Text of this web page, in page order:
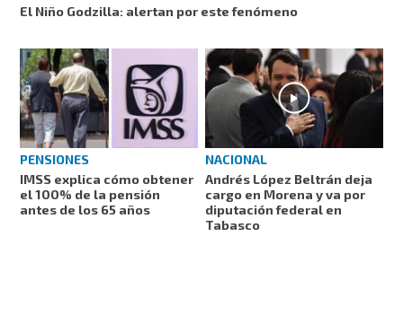
El Niño Godzilla: alertan por este fenómeno
PENSIONES
IMSS explica cómo obtener
el 100% de la pensión
antes de los 65 años
NACIONAL
Andrés López Beltrán deja
cargo en Morena y va por
diputación federal en
Tabasco